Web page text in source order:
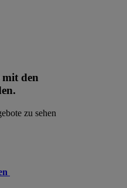
mit den
zu sehen